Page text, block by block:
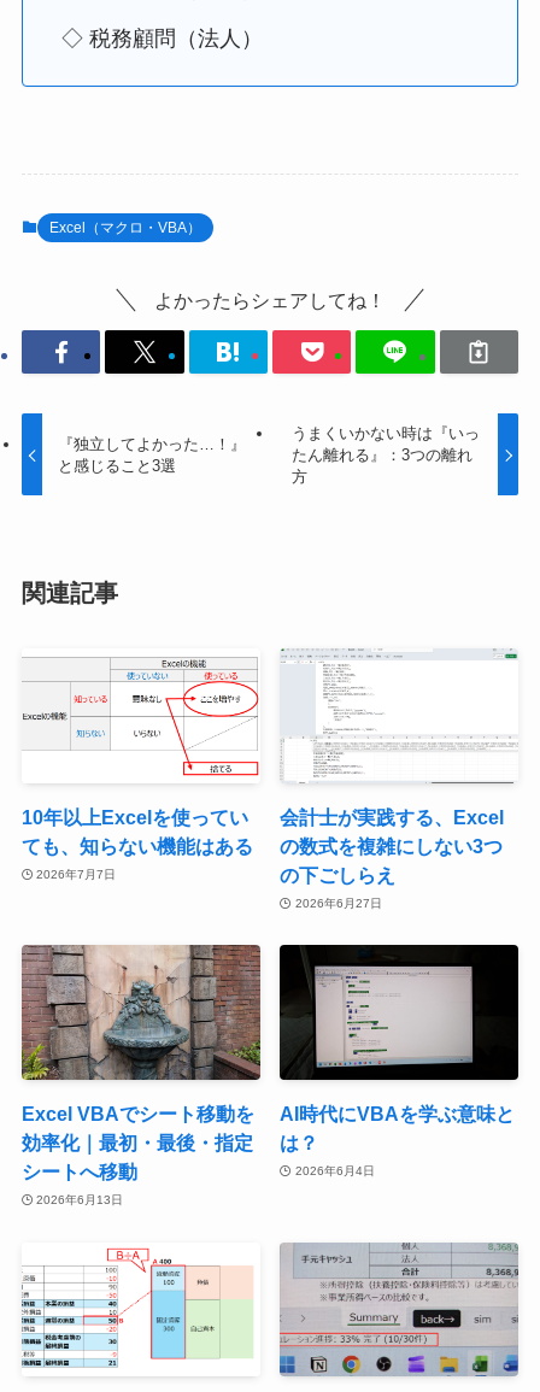
◇ 税務顧問（法人）
Excel（マクロ・VBA）
よかったらシェアしてね！
『独立してよかった…！』
と感じること3選
うまくいかない時は『いっ
たん離れる』：3つの離れ
方
関連記事
10年以上Excelを使ってい
ても、知らない機能はある
2026年7月7日
会計士が実践する、Excel
の数式を複雑にしない3つ
の下ごしらえ
2026年6月27日
Excel VBAでシート移動を
効率化｜最初・最後・指定
シートへ移動
2026年6月13日
AI時代にVBAを学ぶ意味と
は？
2026年6月4日